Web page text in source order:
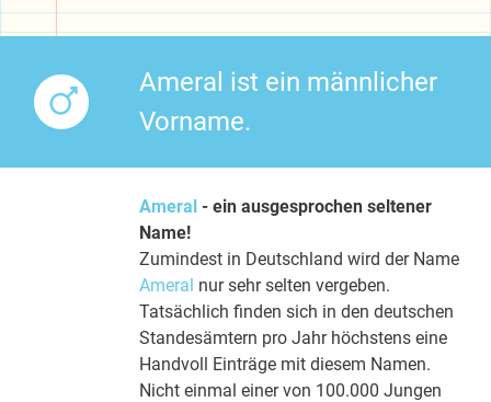
Ameral ist ein männlicher
Vorname.
Ameral - ein ausgesprochen seltener
Name!
Zumindest in Deutschland wird der Name
Ameral nur sehr selten vergeben.
Tatsächlich finden sich in den deutschen
Standesämtern pro Jahr höchstens eine
Handvoll Einträge mit diesem Namen.
Nicht einmal einer von 100.000 Jungen